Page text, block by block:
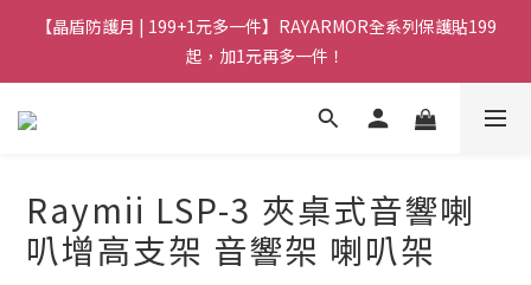
【晶盾防護月 | 199+1元多一件】RAYARMOR全系列保護貼199
起，加1元再多一件！
Raymii LSP-3 夾桌式音響喇
叭增高支架 音響架 喇叭架